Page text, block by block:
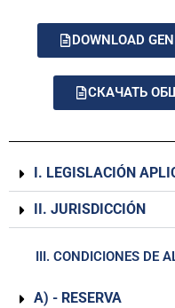
DOWNLOAD
СКАЧАТЬ
I. LEGISLACIÓN
II. JURISDICCIÓN
III. CONDICIONES DE
А) - RESERVA